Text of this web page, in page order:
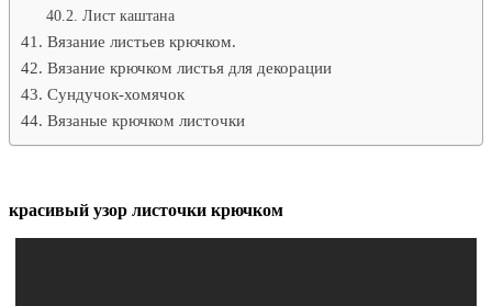
Лист каштана
Вязание листьев крючком.
Вязание крючком листья для декорации
Сундучок-хомячок
Вязаные крючком листочки
красивый узор листочки крючком